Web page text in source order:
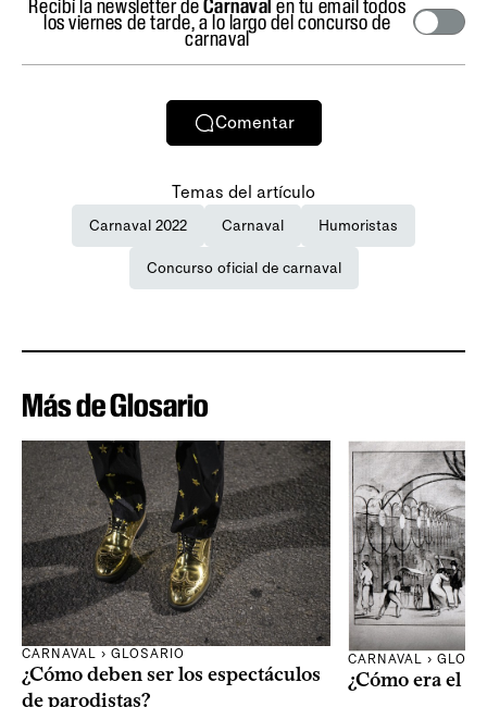
Recibí la newsletter deCarnaval en tu email todos
los viernes de tarde, a lo largo del concurso de
carnaval
Comentar
Temas del artículo
Carnaval 2022 Carnaval Humoristas
Concurso oficial de carnaval
Más de Glosario
CARNAVAL › GLOSARIO
¿Cómo deben ser los espectáculos
de parodistas?
CARNAVAL ›
¿Cómo era el